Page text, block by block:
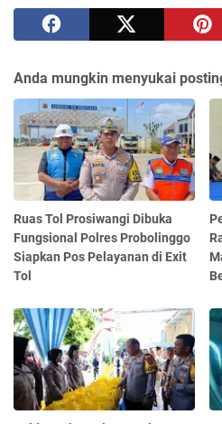
Anda mungkin menyukai
Ruas Tol Prosiwangi Dibuka
Fungsional Polres Probolinggo
Siapkan Pos Pelayanan di Exit
Tol